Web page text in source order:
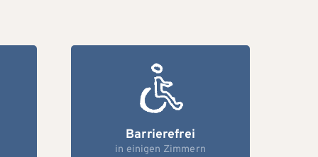
Barrierefrei
in einigen Zimmern